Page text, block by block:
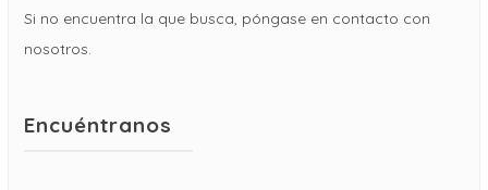
Si no encuentra la que busca, póngase en contacto con
nosotros.
Encuéntranos